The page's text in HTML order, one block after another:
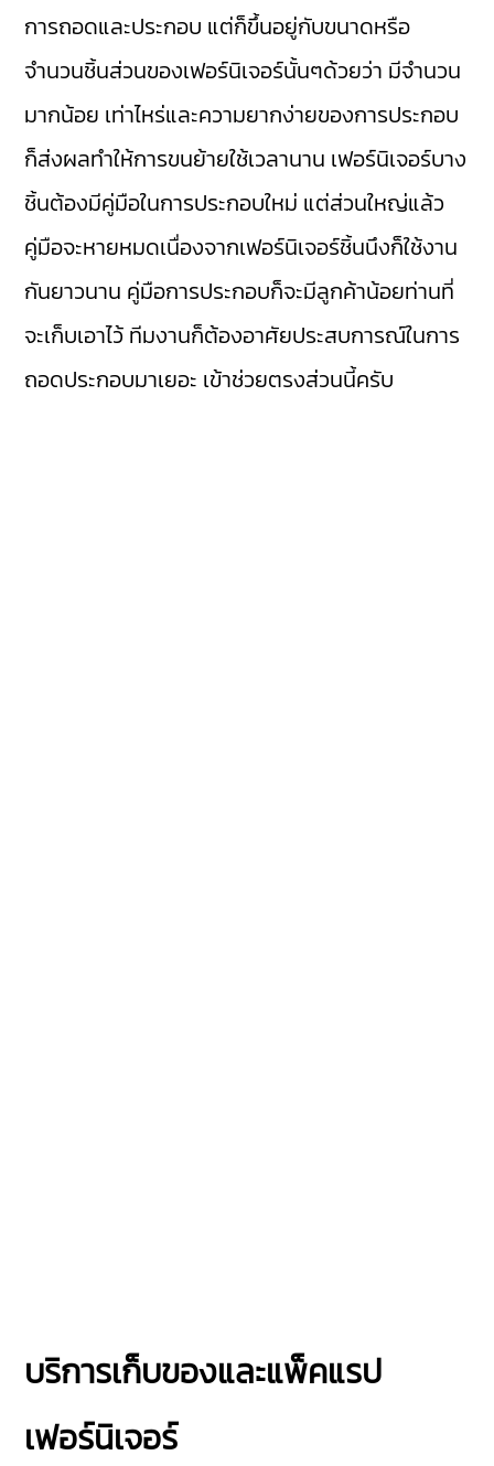
การถอดและประกอบ แต่ก็ขึ้นอยู่กับขนาดหรือ
จำนวนชิ้นส่วนของเฟอร์นิเจอร์นั้นๆด้วยว่า มีจำนวน
มากน้อย เท่าไหร่และความยากง่ายของการประกอบ
ก็ส่งผลทำให้การขนย้ายใช้เวลานาน เฟอร์นิเจอร์บาง
ชิ้นต้องมีคู่มือในการประกอบใหม่ แต่ส่วนใหญ่แล้ว
คู่มือจะหายหมดเนื่องจากเฟอร์นิเจอร์ชิ้นนึงก็ใช้งาน
กันยาวนาน คู่มือการประกอบก็จะมีลูกค้าน้อยท่านที่
จะเก็บเอาไว้ ทีมงานก็ต้องอาศัยประสบการณ์ในการ
ถอดประกอบมาเยอะ เข้าช่วยตรงส่วนนี้ครับ
บริการเก็บของและแพ็คแรป
เฟอร์นิเจอร์